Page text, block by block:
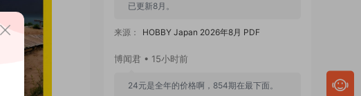
已更新8月。
来源： HOBBY Japan 2026年8月 PDF
博闻君 • 15小时前
24元是全年的价格啊，854期在最下面。